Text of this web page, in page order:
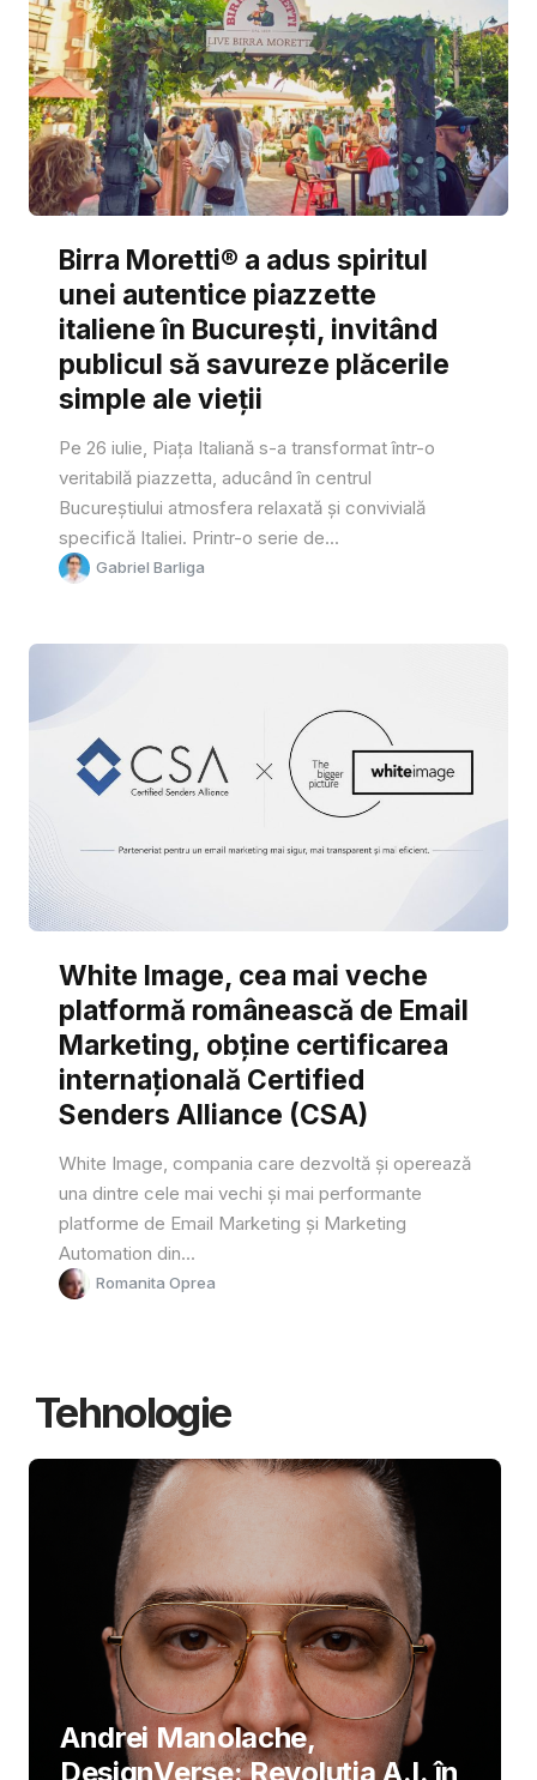
Birra Moretti® a adus spiritul
unei autentice piazzette
italiene în București, invitând
publicul să savureze plăcerile
simple ale vieții
Pe 26 iulie, Piața Italiană s-a transformat într-o
veritabilă piazzetta, aducând în centrul
Bucureștiului atmosfera relaxată și convivială
specifică Italiei. Printr-o serie de...
Gabriel Barliga
White Image, cea mai veche
platformă românească de Email
Marketing, obține certificarea
internațională Certified
Senders Alliance (CSA)
White Image, compania care dezvoltă și operează
una dintre cele mai vechi și mai performante
platforme de Email Marketing și Marketing
Automation din...
Romanita Oprea
Tehnologie
Andrei Manolache,
DesignVerse: Revoluția A.I. în